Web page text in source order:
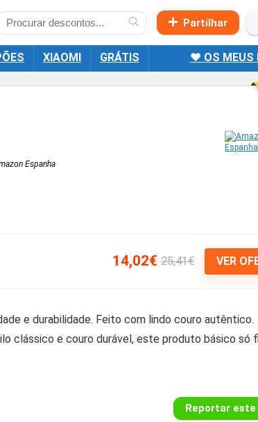
Partilhar
XIAOMI GRÁTIS ❤️ OS MEUS
Espanha
14,02€ 25,41€ VER
e durabilidade. Feito com lindo couro autêntico.
clássico e couro durável, este produto básico só
Reportar este